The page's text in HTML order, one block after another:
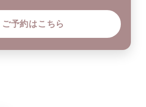
ご予約はこちら